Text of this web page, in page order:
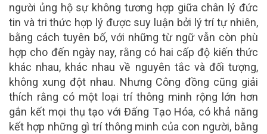
người ủng hộ sự không tương hợp giữa chân lý đức
tin và tri thức hợp lý được suy luận bởi lý trí tự nhiên,
bằng cách tuyên bố, với những từ ngữ vẫn còn phù
hợp cho đến ngày nay, rằng có hai cấp độ kiến thức
khác nhau, khác nhau về nguyên tắc và đối tượng,
không xung đột nhau. Nhưng Công đồng cũng giải
thích rằng có một loại trí thông minh rộng lớn hơn
gắn kết mọi thụ tạo với Đấng Tạo Hóa, có khả năng
kết hợp những gì trí thông minh của con người, bằng